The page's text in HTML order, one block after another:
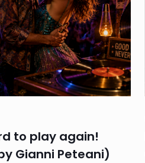
to play again!
Gianni Peteani)